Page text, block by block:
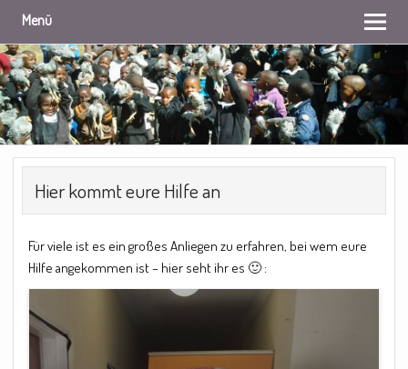
Menü
Hier kommt eure Hilfe an
Für viele ist es ein großes Anliegen zu erfahren, bei wem eure
Hilfe angekommen ist – hier seht ihr es 🙂 :